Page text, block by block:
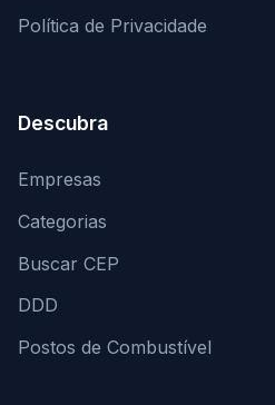
Política de Privacidade
Descubra
Empresas
Categorias
Buscar CEP
DDD
Postos de Combustível